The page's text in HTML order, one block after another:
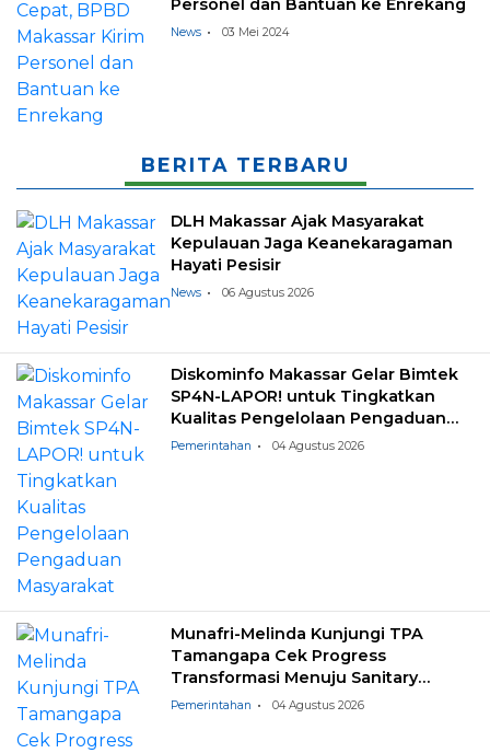
Personel dan Bantuan ke Enrekang
News 03 Mei 2024
BERITA TERBARU
DLH Makassar Ajak Masyarakat
Kepulauan Jaga Keanekaragaman
Hayati Pesisir
News 06 Agustus 2026
Diskominfo Makassar Gelar Bimtek
SP4N-LAPOR! untuk Tingkatkan
Kualitas Pengelolaan Pengaduan
Masyarakat
Pemerintahan 04 Agustus 2026
Munafri-Melinda Kunjungi TPA
Tamangapa Cek Progress
Transformasi Menuju Sanitary
Landfill
Pemerintahan 04 Agustus 2026